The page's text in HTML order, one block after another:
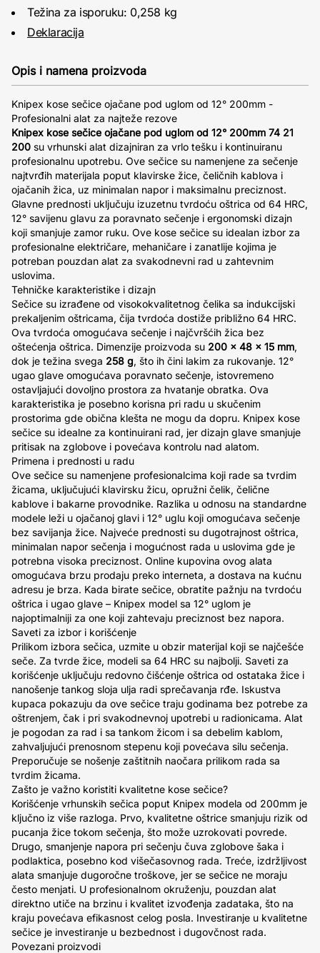
Težina za isporuku: 0,258 kg
Deklaracija
Opis i namena proizvoda
Knipex kose sečice ojačane pod uglom od 12° 200mm -
Profesionalni alat za najteže rezove
Knipex kose sečice ojačane pod uglom od 12° 200mm 74 21
200 su vrhunski alat dizajniran za vrlo tešku i kontinuiranu
profesionalnu upotrebu. Ove sečice su namenjene za sečenje
najtvrđih materijala poput klavirske žice, čeličnih kablova i
ojačanih žica, uz minimalan napor i maksimalnu preciznost.
Glavne prednosti uključuju izuzetnu tvrdoću oštrica od 64 HRC,
12° savijenu glavu za poravnato sečenje i ergonomski dizajn
koji smanjuje zamor ruku. Ove kose sečice su idealan izbor za
profesionalne električare, mehaničare i zanatlije kojima je
potreban pouzdan alat za svakodnevni rad u zahtevnim
uslovima.
Tehničke karakteristike i dizajn
Sečice su izrađene od visokokvalitetnog čelika sa indukcijski
prekaljenim oštricama, čija tvrdoća dostiže približno 64 HRC.
Ova tvrdoća omogućava sečenje i najčvršćih žica bez
oštećenja oštrica. Dimenzije proizvoda su 200 x 48 x 15 mm,
dok je težina svega 258 g, što ih čini lakim za rukovanje. 12°
ugao glave omogućava poravnato sečenje, istovremeno
ostavljajući dovoljno prostora za hvatanje obratka. Ova
karakteristika je posebno korisna pri radu u skučenim
prostorima gde obična klešta ne mogu da dopru. Knipex kose
sečice su idealne za kontinuirani rad, jer dizajn glave smanjuje
pritisak na zglobove i povećava kontrolu nad alatom.
Primena i prednosti u radu
Ove sečice su namenjene profesionalcima koji rade sa tvrdim
žicama, uključujući klavirsku žicu, opružni čelik, čelične
kablove i bakarne provodnike. Razlika u odnosu na standardne
modele leži u ojačanoj glavi i 12° uglu koji omogućava sečenje
bez savijanja žice. Najveće prednosti su dugotrajnost oštrica,
minimalan napor sečenja i mogućnost rada u uslovima gde je
potrebna visoka preciznost. Online kupovina ovog alata
omogućava brzu prodaju preko interneta, a dostava na kućnu
adresu je brza. Kada birate sečice, obratite pažnju na tvrdoću
oštrica i ugao glave – Knipex model sa 12° uglom je
najoptimalniji za one koji zahtevaju preciznost bez napora.
Saveti za izbor i korišćenje
Prilikom izbora sečica, uzmite u obzir materijal koji se najčešće
seče. Za tvrde žice, modeli sa 64 HRC su najbolji. Saveti za
korišćenje uključuju redovno čišćenje oštrica od ostataka žice i
nanošenje tankog sloja ulja radi sprečavanja rđe. Iskustva
kupaca pokazuju da ove sečice traju godinama bez potrebe za
oštrenjem, čak i pri svakodnevnoj upotrebi u radionicama. Alat
je pogodan za rad i sa tankom žicom i sa debelim kablom,
zahvaljujući prenosnom stepenu koji povećava silu sečenja.
Preporučuje se nošenje zaštitnih naočara prilikom rada sa
tvrdim žicama.
Zašto je važno koristiti kvalitetne kose sečice?
Korišćenje vrhunskih sečica poput Knipex modela od 200mm je
ključno iz više razloga. Prvo, kvalitetne oštrice smanjuju rizik od
pucanja žice tokom sečenja, što može uzrokovati povrede.
Drugo, smanjenje napora pri sečenju čuva zglobove šaka i
podlaktica, posebno kod višečasovnog rada. Treće, izdržljivost
alata smanjuje dugoročne troškove, jer se sečice ne moraju
često menjati. U profesionalnom okruženju, pouzdan alat
direktno utiče na brzinu i kvalitet izvođenja zadataka, što na
kraju povećava efikasnost celog posla. Investiranje u kvalitetne
sečice je investiranje u bezbednost i dugovčnost rada.
Povezani proizvodi